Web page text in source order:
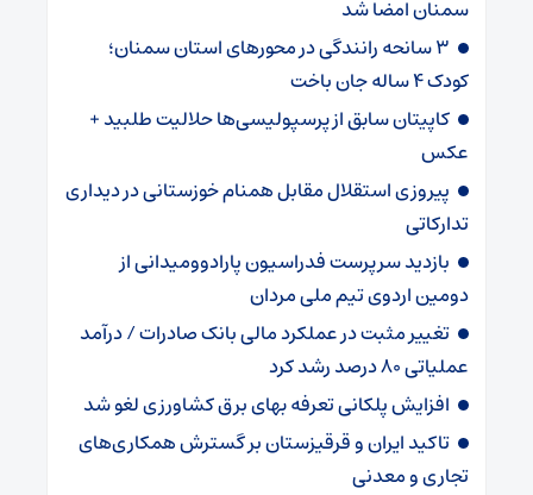
سمنان امضا شد
۳ سانحه رانندگی در محورهای استان سمنان؛
کودک ۴ ساله جان باخت
کاپیتان سابق از پرسپولیسی‌ها حلالیت طلبید +
عکس
پیروزی استقلال مقابل همنام خوزستانی در دیداری
تدارکاتی
بازدید سرپرست فدراسیون پارادوومیدانی از
دومین اردوی تیم ملی مردان
تغییر مثبت در عملکرد مالی بانک صادرات / درآمد
عملیاتی ۸۰ درصد رشد کرد
افزایش پلکانی تعرفه بهای برق کشاورزی لغو شد
تاکید ایران و قرقیزستان بر گسترش همکاری‌های
تجاری و معدنی